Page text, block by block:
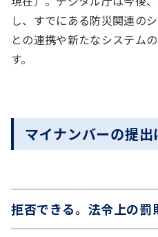
し、すでにある防災関連の
との連携や新たなシステム
す。
マイナンバーの提出
拒否できる。法令上の罰